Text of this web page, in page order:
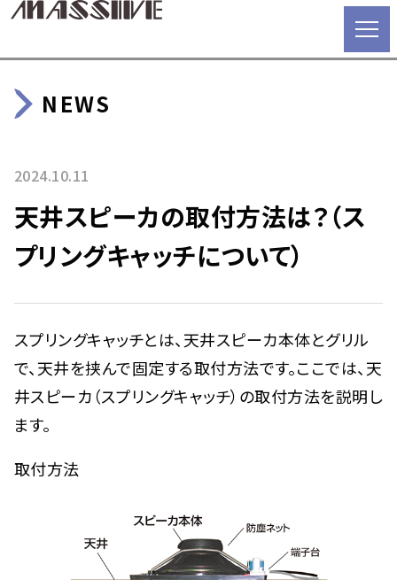
NEWS
2024.10.11
天井スピーカの取付方法は？（ス
プリングキャッチについて）
スプリングキャッチとは、天井スピーカ本体とグリル
で、天井を挟んで固定する取付方法です。ここでは、天
井スピーカ（スプリングキャッチ）の取付方法を説明し
ます。
取付方法